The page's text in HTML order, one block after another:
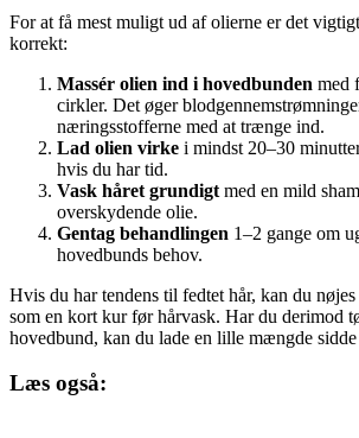
For at få mest muligt ud af olierne er det
korrekt:
Massér olien ind i hovedbunden med
cirkler. Det øger
næringsstofferne med at trænge ind.
Lad olien virke i mindst 20–30
hvis du har tid.
Vask håret grundigt med en mild
overskydende olie.
Gentag behandlingen 1–2 gange om
hovedbunds behov.
Hvis du har tendens til fedtet hår, kan du
som en kort kur før hårvask. Har du derimod
hovedbund, kan du lade en lille mængde
Læs også: